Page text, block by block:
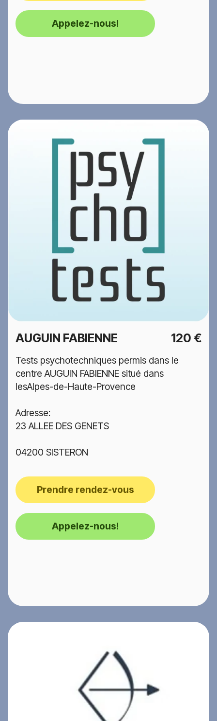
Appelez-nous!
AUGUIN FABIENNE 120 €
Tests psychotechniques permis dans le
centre AUGUIN FABIENNE situé dans
lesAlpes-de-Haute-Provence
Adresse:
23 ALLEE DES GENETS
04200 SISTERON
Prendre rendez-vous
Appelez-nous!